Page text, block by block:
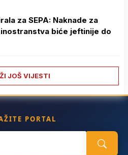
za SEPA: Naknade za
biće jeftinije do
JOŠ VIJESTI
PORTAL